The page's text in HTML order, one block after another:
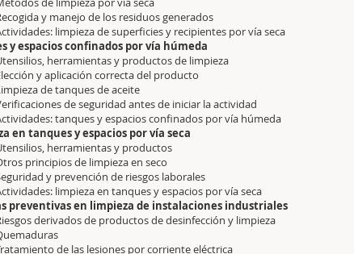
y manejo de los residuos generados
limpieza de superficies y recipientes por vía seca
y espacios confinados por vía húmeda
herramientas y productos de limpieza
y aplicación correcta del producto
de tanques de aceite
de seguridad antes de iniciar la actividad
tanques y espacios confinados por vía húmeda
en tanques y espacios por vía seca
herramientas y productos
principios de limpieza en seco
y prevención de riesgos laborales
limpieza en tanques y espacios por vía seca
preventivas en limpieza de instalaciones industriales
derivados de productos de desinfección y limpieza
de las lesiones por corriente eléctrica